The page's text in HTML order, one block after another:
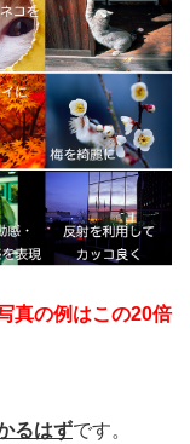
真の例はこの20倍
るはずです。